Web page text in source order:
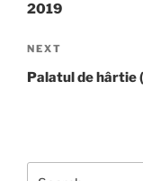
2019
Next
Post
NEXT
Palatul de hârtie